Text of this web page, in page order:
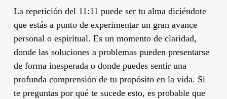
La repetición del 11:11 puede ser tu alma diciéndote
que estás a punto de experimentar un gran avance
personal o espiritual. Es un momento de claridad,
donde las soluciones a problemas pueden presentarse
de forma inesperada o donde puedes sentir una
profunda comprensión de tu propósito en la vida. Si
te preguntas por qué te sucede esto, es probable que